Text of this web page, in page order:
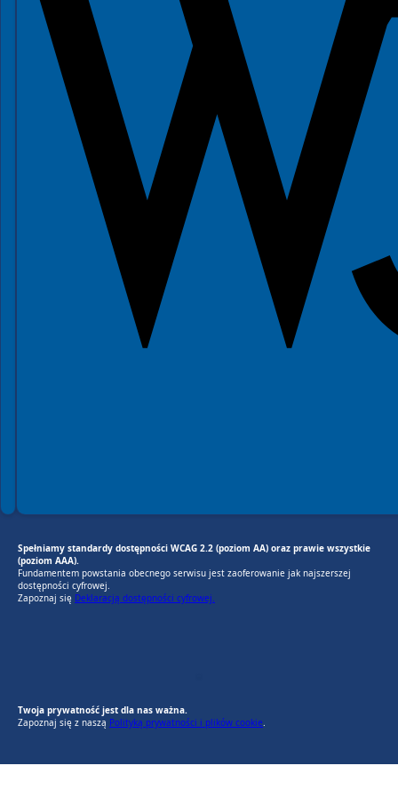
Spełniamy standardy dostępności WCAG 2.2 (poziom AA) oraz prawie wszystkie
(poziom AAA).
Fundamentem powstania obecnego serwisu jest zaoferowanie jak najszerszej
dostępności cyfrowej.
Zapoznaj się Deklaracją dostępności cyfrowej.
Twoja prywatność jest dla nas ważna.
Zapoznaj się z naszą Polityką prywatności i plików cookie.